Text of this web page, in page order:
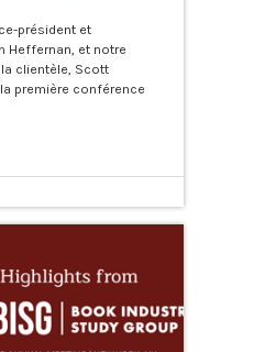
président et
Heffernan, et notre
clientèle, Scott
première conférence